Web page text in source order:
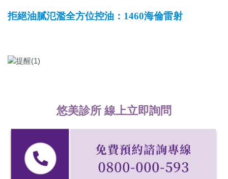
拒絕油膩氾濫全方位控油：1460海倫雷射
悠美診所 線上立即詢問